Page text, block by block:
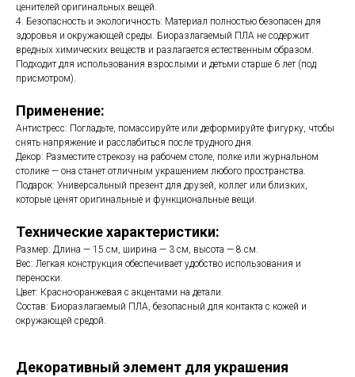
ценителей оригинальных вещей.
4. Безопасность и экологичность: Материал полностью безопасен для
здоровья и окружающей среды. Биоразлагаемый ПЛА не содержит
вредных химических веществ и разлагается естественным образом.
Подходит для использования взрослыми и детьми старше 6 лет (под
присмотром).
Применение:
Антистресс: Погладьте, помассируйте или деформируйте фигурку, чтобы
снять напряжение и расслабиться после трудного дня.
Декор: Разместите стрекозу на рабочем столе, полке или журнальном
столике — она станет отличным украшением любого пространства.
Подарок: Универсальный презент для друзей, коллег или близких,
которые ценят оригинальные и функциональные вещи.
Технические характеристики:
Размер: Длина — 15 см, ширина — 3 см, высота — 8 см.
Вес: Легкая конструкция обеспечивает удобство использования и
переноски.
Цвет: Красно-оранжевая с акцентами на детали.
Состав: Биоразлагаемый ПЛА, безопасный для контакта с кожей и
окружающей средой.
Декоративный элемент для украшения